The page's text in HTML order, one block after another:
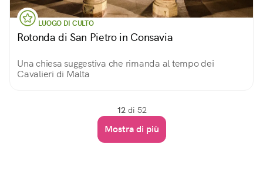
LUOGO DI CULTO
Rotonda di San Pietro in Consavia
Una chiesa suggestiva che rimanda al tempo dei
Cavalieri di Malta
12 di 52
Mostra di più